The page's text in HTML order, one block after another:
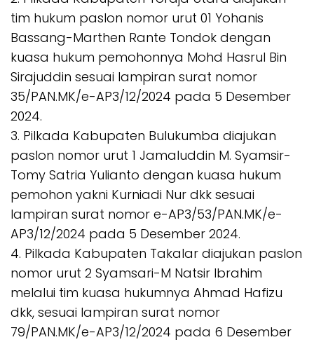
tim hukum paslon nomor urut 01 Yohanis
Bassang-Marthen Rante Tondok dengan
kuasa hukum pemohonnya Mohd Hasrul Bin
Sirajuddin sesuai lampiran surat nomor
35/PAN.MK/e-AP3/12/2024 pada 5 Desember
2024.
3. Pilkada Kabupaten Bulukumba diajukan
paslon nomor urut 1 Jamaluddin M. Syamsir-
Tomy Satria Yulianto dengan kuasa hukum
pemohon yakni Kurniadi Nur dkk sesuai
lampiran surat nomor e-AP3/53/PAN.MK/e-
AP3/12/2024 pada 5 Desember 2024.
4. Pilkada Kabupaten Takalar diajukan paslon
nomor urut 2 Syamsari-M Natsir Ibrahim
melalui tim kuasa hukumnya Ahmad Hafizu
dkk, sesuai lampiran surat nomor
79/PAN.MK/e-AP3/12/2024 pada 6 Desember